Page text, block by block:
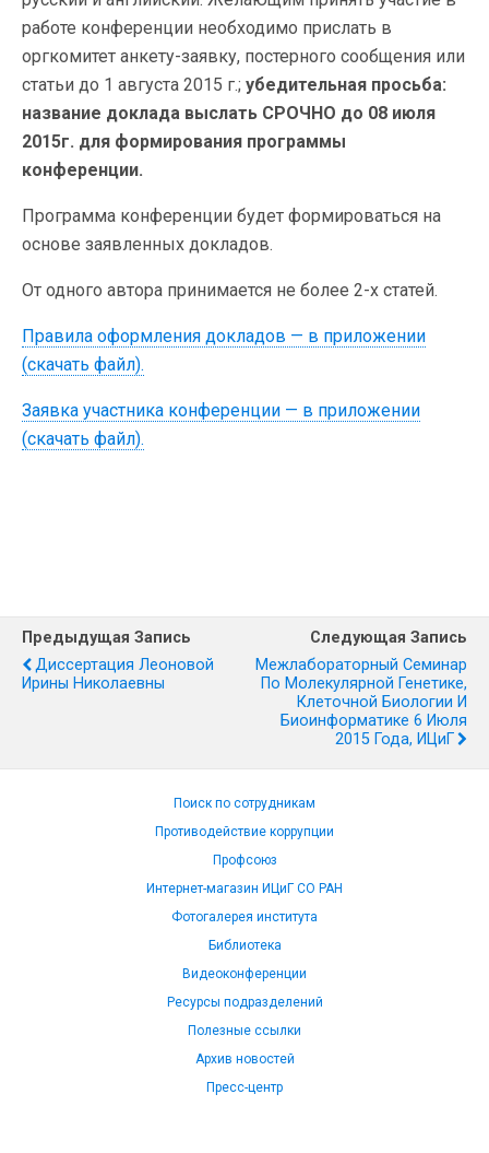
работе конференции необходимо прислать в
оргкомитет анкету-заявку, постерного сообщения или
статьи до 1 августа 2015 г.; убедительная просьба:
название доклада выслать СРОЧНО до 08 июля
2015г. для формирования программы
конференции.
Программа конференции будет формироваться на
основе заявленных докладов.
От одного автора принимается не более 2-х статей.
Правила оформления докладов — в приложении
(скачать файл).
Заявка участника конференции — в приложении
(скачать файл).
Предыдущая Запись
Диссертация Леоновой
Ирины Николаевны
Следующая Запись
Межлабораторный Семинар
По Молекулярной Генетике,
Клеточной Биологии И
Биоинформатике 6 Июля
2015 Года, ИЦиГ
Поиск по сотрудникам
Противодействие коррупции
Профсоюз
Интернет-магазин ИЦиГ СО РАН
Фотогалерея института
Библиотека
Видеоконференции
Ресурсы подразделений
Полезные ссылки
Архив новостей
Пресс-центр